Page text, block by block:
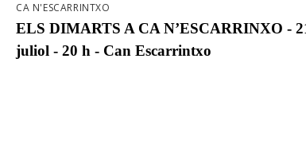
CA N'ESCARRINTXO
ELS DIMARTS A CA N’ESCARRINXO -
juliol - 20 h - Can Escarrintxo